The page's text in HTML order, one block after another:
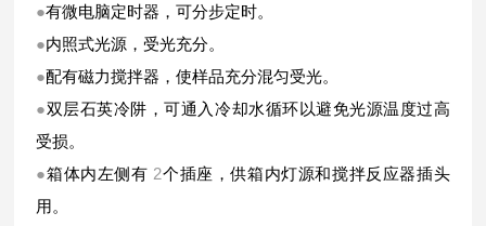
●有微电脑定时器，可分步定时。
●内照式光源，受光充分。
●配有磁力搅拌器，使样品充分混匀受光。
●双层石英冷阱，可通入冷却水循环以避免光源温度过高
受损。
●箱体内左侧有 2个插座，供箱内灯源和搅拌反应器插头
用。